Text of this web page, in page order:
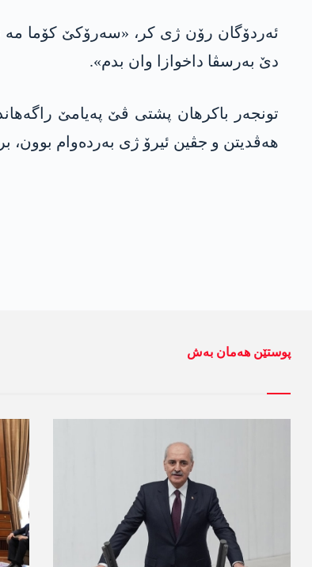
ئەردۆگان رۆن ژی کر، «سەرۆکێ کۆما مە
دێ بەرسڤا داخوازا وان بدم».
تونجەر باکرهان پشتی ڤێ پەیامێ
هەڤدیتن و جڤین ئیرۆ ژی بەردەوام بوون، بریارە کو دەم پارتی ل
پوستێن ھەمان بەش